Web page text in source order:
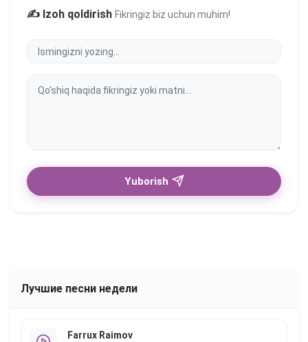
✍️ Izoh qoldirish Fikringiz biz uchun muhim!
Yuborish
Лучшие песни недели
Farrux Raimov